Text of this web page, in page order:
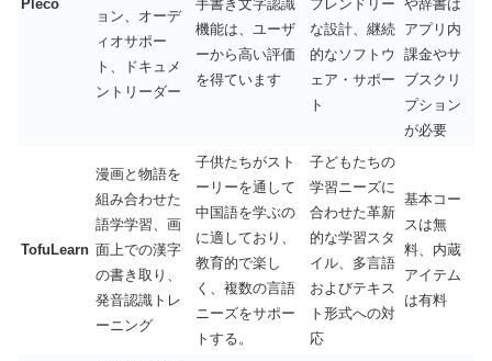
Pleco
ョン、オーデ
ィオサポー
ト、ドキュメ
ントリーダー
手書き文字認識
機能は、ユーザ
ーから高い評価
を得ています
フレンドリー
な設計、継続
的なソフトウ
ェア・サポー
ト
や辞書は
アプリ内
課金やサ
ブスクリ
プション
が必要
TofuLearn
漫画と物語を
組み合わせた
語学学習、画
面上での漢字
の書き取り、
発音認識トレ
ーニング
子供たちがスト
ーリーを通して
中国語を学ぶの
に適しており、
教育的で楽し
く、複数の言語
ニーズをサポー
トする。
子どもたちの
学習ニーズに
合わせた革新
的な学習スタ
イル、多言語
およびテキス
ト形式への対
応
基本コー
スは無
料、内蔵
アイテム
は有料